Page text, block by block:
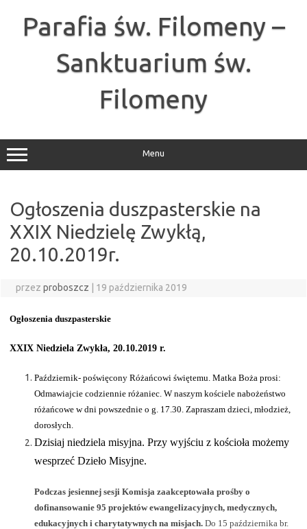
Parafia św. Filomeny –
Sanktuarium św.
Filomeny
Menu
Ogłoszenia duszpasterskie na
XXIX Niedzielę Zwykłą,
20.10.2019r.
przez proboszcz 19 października 2019
Ogłoszenia duszpasterskie
XXIX Niedziela Zwykła, 20.10.2019 r.
Październik- poświęcony Różańcowi świętemu. Matka Boża prosi:
Odmawiajcie codziennie różaniec. W naszym kościele nabożeństwo
różańcowe w dni powszednie o g. 17.30. Zapraszam dzieci, młodzież,
dorosłych.
Dzisiaj niedziela misyjna. Przy wyjściu z kościoła możemy
wesprzeć Dzieło Misyjne.
Podczas jesiennej sesji Komisja zaakceptowała prośby o
dofinansowanie 95 projektów ewangelizacyjnych, medycznych,
edukacyjnych i charytatywnych na misjach. Do 15 października br.